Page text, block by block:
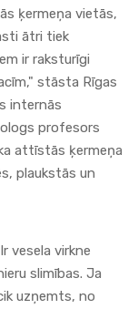
ķermeņa vietās,
ātri tiek
ir raksturīgi
stāsta Rīgas
internās
profesors
attīstās ķermeņa
plaukstās un
vesela virkne
slimības. Ja
uzņemts, no